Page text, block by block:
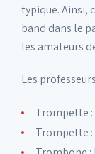
typique. Ainsi,
band dans le
les amateurs
Les
Trompette :
Trompette :